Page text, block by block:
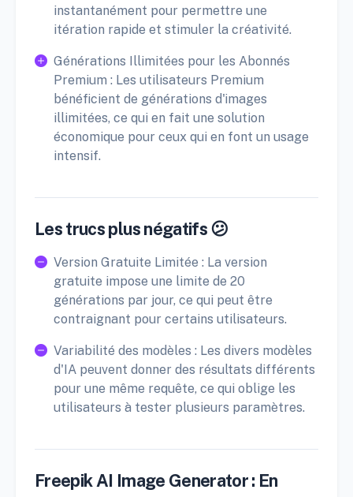
instantanément pour permettre une
itération rapide et stimuler la créativité.
Générations Illimitées pour les Abonnés
Premium : Les utilisateurs Premium
bénéficient de générations d'images
illimitées, ce qui en fait une solution
économique pour ceux qui en font un usage
intensif.
Les trucs plus négatifs 😕
Version Gratuite Limitée : La version
gratuite impose une limite de 20
générations par jour, ce qui peut être
contraignant pour certains utilisateurs.
Variabilité des modèles : Les divers modèles
d'IA peuvent donner des résultats différents
pour une même requête, ce qui oblige les
utilisateurs à tester plusieurs paramètres.
Freepik AI Image Generator : En